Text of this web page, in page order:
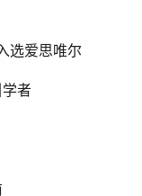
选爱思唯尔
者